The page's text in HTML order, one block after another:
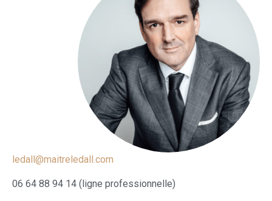
ledall@maitreledall.com
06 64 88 94 14 (ligne professionnelle)